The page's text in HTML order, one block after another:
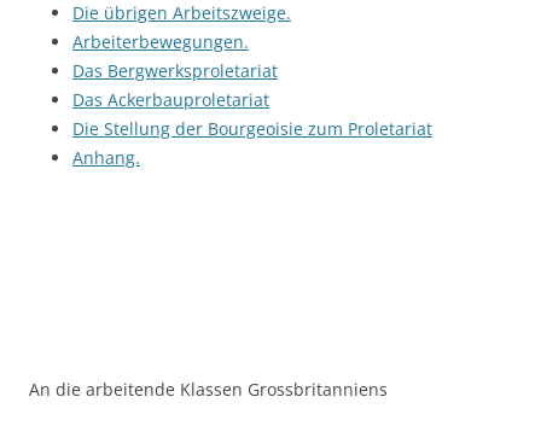
Die übrigen Arbeitszweige.
Arbeiterbewegungen.
Das Bergwerksproletariat
Das Ackerbauproletariat
Die Stellung der Bourgeoisie zum Proletariat
Anhang.
An die arbeitende Klassen Grossbritanniens